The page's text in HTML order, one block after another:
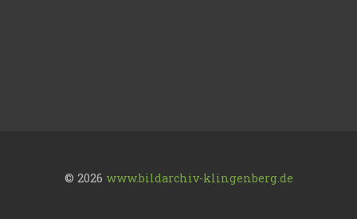
© 2026 www.bildarchiv-klingenberg.de